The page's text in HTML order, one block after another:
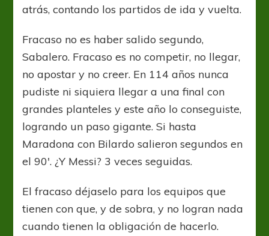
atrás, contando los partidos de ida y vuelta.
Fracaso no es haber salido segundo,
Sabalero. Fracaso es no competir, no llegar,
no apostar y no creer. En 114 años nunca
pudiste ni siquiera llegar a una final con
grandes planteles y este año lo conseguiste,
logrando un paso gigante. Si hasta
Maradona con Bilardo salieron segundos en
el 90′. ¿Y Messi? 3 veces seguidas.
El fracaso déjaselo para los equipos que
tienen con que, y de sobra, y no logran nada
cuando tienen la obligación de hacerlo.